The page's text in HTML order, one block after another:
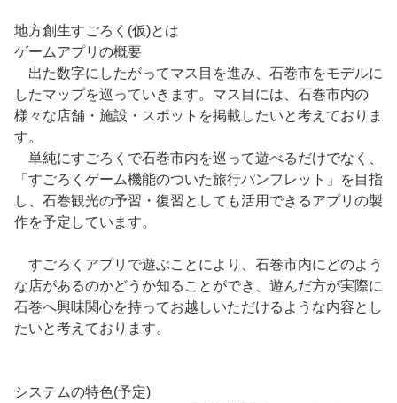
地方創生すごろく(仮)とは
ゲームアプリの概要
出た数字にしたがってマス目を進み、石巻市をモデルに
したマップを巡っていきます。マス目には、石巻市内の
様々な店舗・施設・スポットを掲載したいと考えておりま
す。
単純にすごろくで石巻市内を巡って遊べるだけでなく、
「すごろくゲーム機能のついた旅行パンフレット」を目指
し、石巻観光の予習・復習としても活用できるアプリの製
作を予定しています。
すごろくアプリで遊ぶことにより、石巻市内にどのよう
な店があるのかどうか知ることができ、遊んだ方が実際に
石巻へ興味関心を持ってお越しいただけるような内容とし
たいと考えております。
システムの特色(予定)